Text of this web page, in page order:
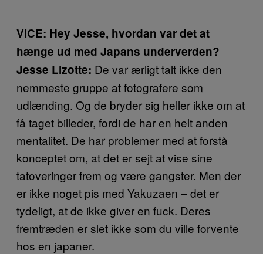
VICE: Hey Jesse, hvordan var det at
hænge ud med Japans underverden?
Jesse Lizotte: De var ærligt talt ikke den
nemmeste gruppe at fotografere som
udlænding. Og de bryder sig heller ikke om at
få taget billeder, fordi de har en helt anden
mentalitet. De har problemer med at forstå
konceptet om, at det er sejt at vise sine
tatoveringer frem og være gangster. Men der
er ikke noget pis med Yakuzaen – det er
tydeligt, at de ikke giver en fuck. Deres
fremtræden er slet ikke som du ville forvente
hos en japaner.